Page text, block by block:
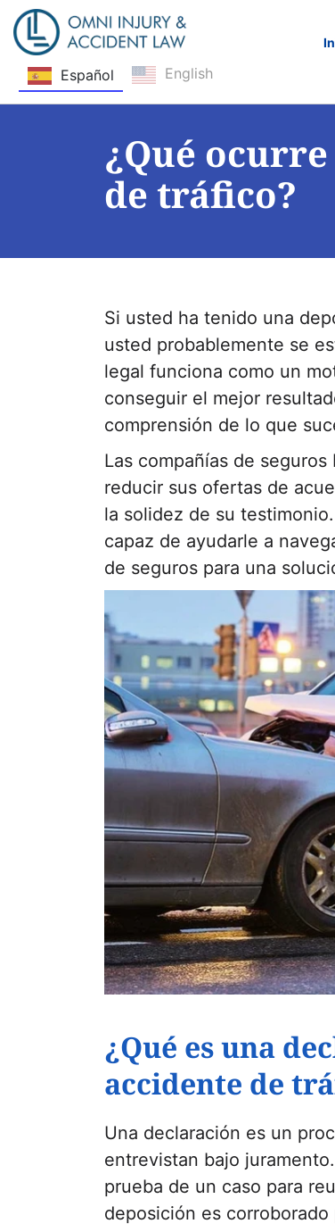
Saltar navegación
Español English
¿Qué
de tráfico?
Si usted ha tenido una
usted probablemente se
legal funciona como un
conseguir el mejor
comprensión de lo que
Las compañías de
reducir sus ofertas de
la solidez de su
capaz de ayudarle a
de seguros para una
¿Qué es una
accidente de
Una declaración es un
entrevistan bajo
prueba de un caso para
deposición es